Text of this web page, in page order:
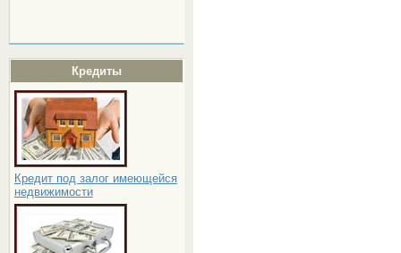
Кредиты
Кредит под залог имеющейся
недвижимости